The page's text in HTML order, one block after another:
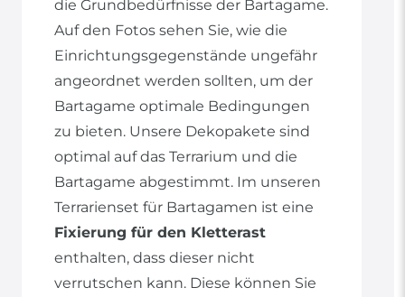
die Grundbedürfnisse der Bartagame.
Auf den Fotos sehen Sie, wie die
Einrichtungsgegenstände ungefähr
angeordnet werden sollten, um der
Bartagame optimale Bedingungen
zu bieten. Unsere Dekopakete sind
optimal auf das Terrarium und die
Bartagame abgestimmt. Im unseren
Terrarienset für Bartagamen ist eine
Fixierung für den Kletterast
enthalten, dass dieser nicht
verrutschen kann. Diese können Sie